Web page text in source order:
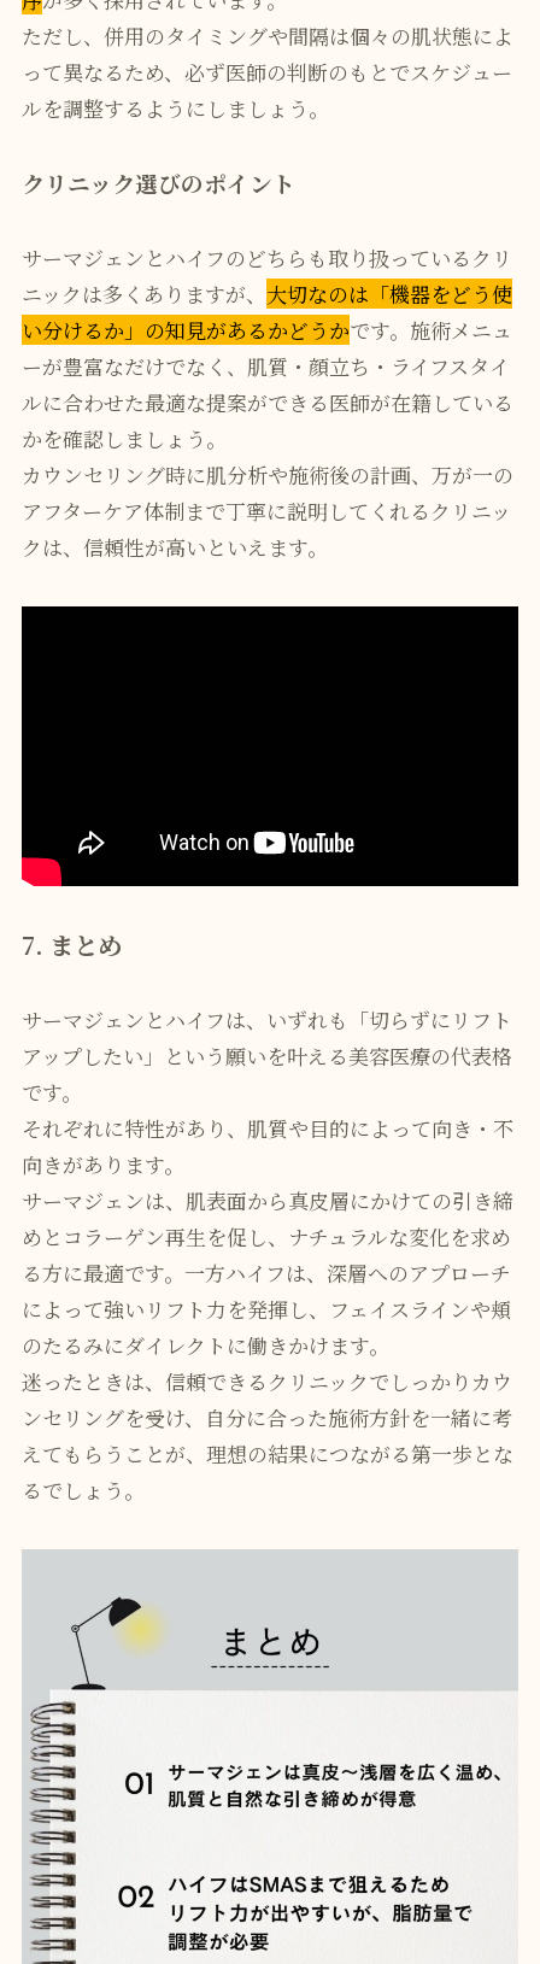
ただし、併用のタイミングや間隔は個々の肌状態によ
って異なるため、必ず医師の判断のもとでスケジュー
ルを調整するようにしましょう。
クリニック選びのポイント
サーマジェンとハイフのどちらも取り扱っているクリ
ニックは多くありますが、 大切なのは「機器をどう使
い分けるか」の知見があるかどうかです。施術メニュ
ーが豊富なだけでなく、肌質・顔立ち・ライフスタイ
ルに合わせた最適な提案ができる医師が在籍している
かを確認しましょう。
カウンセリング時に肌分析や施術後の計画、万が一の
アフターケア体制まで丁寧に説明してくれるクリニッ
クは、信頼性が高いといえます。
7. まとめ
サーマジェンとハイフは、いずれも「切らずにリフト
アップしたい」という願いを叶える美容医療の代表格
です。
それぞれに特性があり、肌質や目的によって向き・不
向きがあります。
サーマジェンは、肌表面から真皮層にかけての引き締
めとコラーゲン再生を促し、ナチュラルな変化を求め
る方に最適です。一方ハイフは、深層へのアプローチ
によって強いリフト力を発揮し、フェイスラインや頬
のたるみにダイレクトに働きかけます。
迷ったときは、信頼できるクリニックでしっかりカウ
ンセリングを受け、自分に合った施術方針を一緒に考
えてもらうことが、理想の結果につながる第一歩とな
るでしょう。